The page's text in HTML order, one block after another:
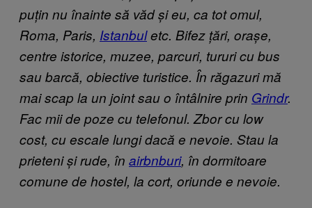
puțin nu înainte să văd și eu, ca tot omul,
Roma, Paris, Istanbuletc. Bifez țări, orașe,
centre istorice, muzee, parcuri, tururi cu bus
sau barcă, obiective turistice. În răgazuri mă
mai scap la un joint sau o întâlnire prin Grindr.
Fac mii de poze cu telefonul. Zbor cu low
cost, cu escale lungi dacă e nevoie. Stau la
prieteni și rude, în airbnburi, în dormitoare
comune de hostel, la cort, oriunde e nevoie.